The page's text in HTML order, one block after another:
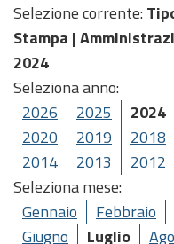
Selezione corrente:
Stampa |
2024
Seleziona anno:
2026
2025 2024
2020
2019 2018
2014
2013 2012
Seleziona mese:
Gennaio
Febbraio
Giugno
Luglio